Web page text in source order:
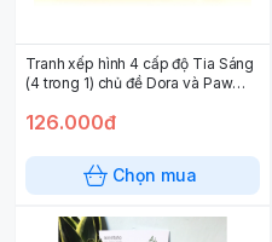
Tranh xếp hình 4 cấp độ Tia Sáng
(4 trong 1) chủ đề Dora và Paw
126.000đ
Chọn mua